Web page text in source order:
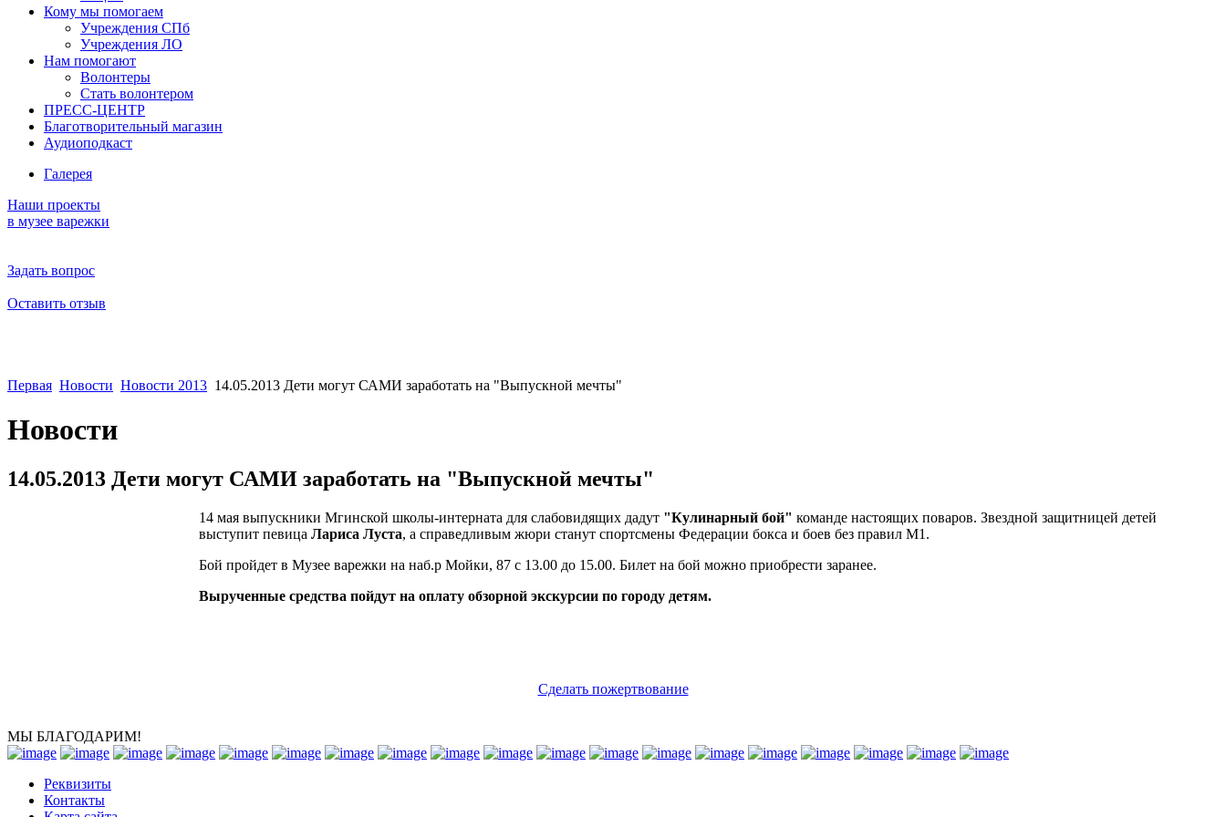
Кому мы помогаем
Учреждения СПб
Учреждения ЛО
Нам помогают
Волонтеры
Стать волонтером
ПРЕСС-ЦЕНТР
Благотворительный магазин
Аудиоподкаст
Галерея
Наши проекты
в музее варежки
Задать вопрос
Оставить отзыв
Первая Новости Новости 2013 14.05.2013 Дети могут САМИ заработать на "Выпускной мечты"
Новости
14.05.2013 Дети могут САМИ заработать на "Выпускной мечты"
14 мая выпускники Мгинской школы-интерната для слабовидящих дадут "Кулинарный бой" команде настоящих поваров. Звездной защитницей детей
выступит певица Лариса Луста, а справедливым жюри станут спортсмены Федерации бокса и боев без правил М1.
Бой пройдет в Музее варежки на наб.р Мойки, 87 с 13.00 до 15.00. Билет на бой можно приобрести заранее.
Вырученные средства пойдут на оплату обзорной экскурсии по городу детям.
Сделать пожертвование
МЫ БЛАГОДАРИМ!
Реквизиты
Контакты